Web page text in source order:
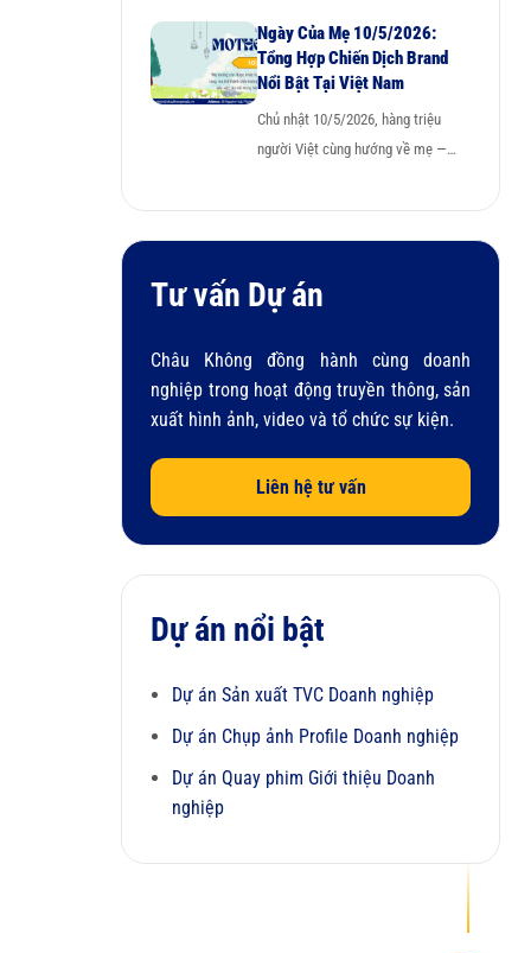
Ngày Của Mẹ 10/5/2026:
Tổng Hợp Chiến Dịch Brand
Nổi Bật Tại Việt Nam
Chủ nhật 10/5/2026, hàng triệu
người Việt cùng hướng về mẹ —…
Tư vấn Dự án
Châu Không đồng hành cùng doanh
nghiệp trong hoạt động truyền thông, sản
xuất hình ảnh, video và tổ chức sự kiện.
Liên hệ tư vấn
Dự án nổi bật
Dự án Sản xuất TVC Doanh nghiệp
Dự án Chụp ảnh Profile Doanh nghiệp
Dự án Quay phim Giới thiệu Doanh
nghiệp